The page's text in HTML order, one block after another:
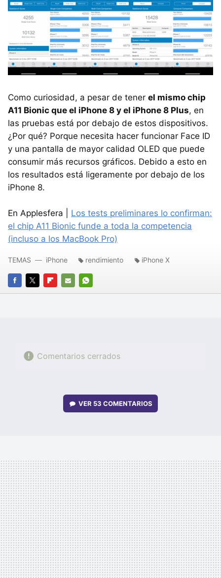
Como curiosidad, a pesar de tener el mismo chip
A11 Bionic que el iPhone 8 y el iPhone 8 Plus, en
las pruebas está por debajo de estos dispositivos.
¿Por qué? Porque necesita hacer funcionar Face ID
y una pantalla de mayor calidad OLED que puede
consumir más recursos gráficos. Debido a esto en
los resultados está ligeramente por debajo de los
iPhone 8.
En Applesfera | Los tests preliminares lo confirman:
el chip A11 Bionic funde a toda la competencia
(incluso a los MacBook Pro)
FACEBOOK
TWITTERFLIPBOARD
E-
WHATSAPP
TEMAS iPhone rendimiento iPhone X
Comentarios cerrados
VER 53 COMENTARIOS